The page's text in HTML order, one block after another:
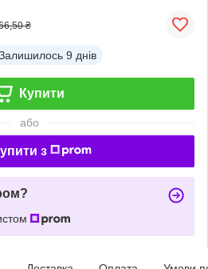
₴
9 днів
Купити
або
з